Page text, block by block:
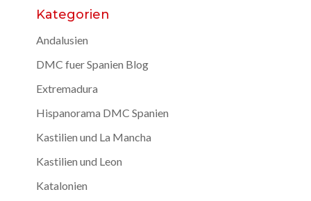
Kategorien
Andalusien
DMC fuer Spanien Blog
Extremadura
Hispanorama DMC Spanien
Kastilien und La Mancha
Kastilien und Leon
Katalonien